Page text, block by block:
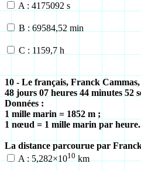
A : 4175092 s
B : 69584,52 min
C : 1159,7 h
10 - Le français, Franck
48 jours 07 heures 44 minutes 52
Données :
1 mille marin = 1852 m ;
1 nœud = 1 mille marin par heure.
La distance parcourue par
A : 5,282×1010km